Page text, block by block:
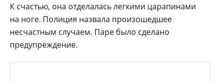
К счастью, она отделалась легкими царапинами
на ноге. Полиция назвала произошедшее
несчастным случаем. Паре было сделано
предупреждение.